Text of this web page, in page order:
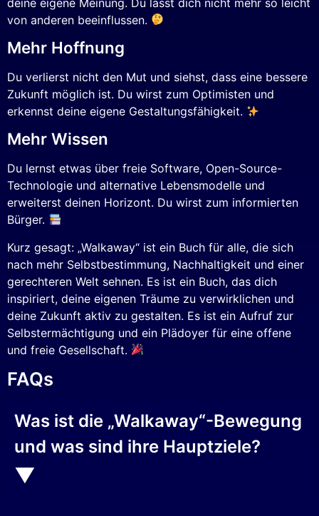
von anderen beeinflussen.
Mehr Hoffnung
Du verlierst nicht den Mut und siehst, dass eine bessere
Zukunft möglich ist. Du wirst zum Optimisten und
erkennst deine eigene Gestaltungsfähigkeit.
Mehr Wissen
Du lernst etwas über freie Software, Open-Source-
Technologie und alternative Lebensmodelle und
erweiterst deinen Horizont. Du wirst zum informierten
Bürger.
Kurz gesagt: „Walkaway“ ist ein Buch für alle, die sich
nach mehr Selbstbestimmung, Nachhaltigkeit und einer
gerechteren Welt sehnen. Es ist ein Buch, das dich
inspiriert, deine eigenen Träume zu verwirklichen und
deine Zukunft aktiv zu gestalten. Es ist ein Aufruf zur
Selbstermächtigung und ein Plädoyer für eine offene
und freie Gesellschaft.
FAQs
Was ist die „Walkaway“-Bewegung
und was sind ihre Hauptziele?